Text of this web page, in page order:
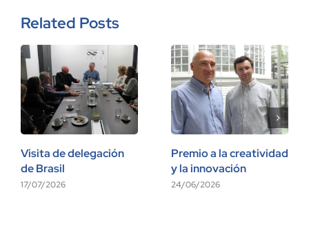
Related Posts
Visita de delegación
de Brasil
17/07/2026
Premio a la creatividad
y la innovación
24/06/2026